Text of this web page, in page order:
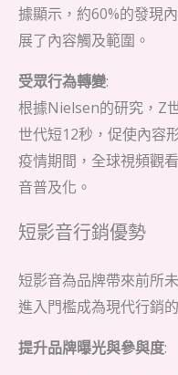
據顯示，約60%的發現
展了內容觸及範圍。
受眾行為轉變:
根據Nielsen的研究，Z
世代短12秒，促使內容
疫情期間，全球視頻觀
音普及化。
短影音行銷優勢
短影音為品牌帶來前所
進入門檻成為現代行銷
提升品牌曝光與參與度: